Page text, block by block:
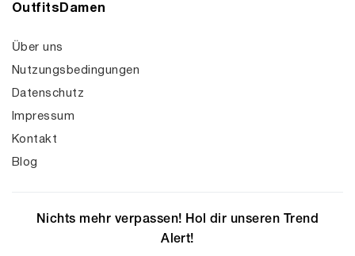
OutfitsDamen
Über uns
Nutzungsbedingungen
Datenschutz
Impressum
Kontakt
Blog
Nichts mehr verpassen! Hol dir unseren Trend
Alert!